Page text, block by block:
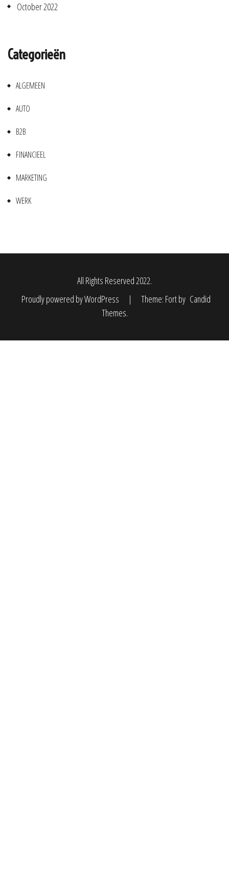
October 2022
Categorieën
ALGEMEEN
AUTO
B2B
FINANCIEEL
MARKETING
WERK
All Rights Reserved 2022.
Proudly powered by WordPress
| Theme: Fort by Candid
Themes.